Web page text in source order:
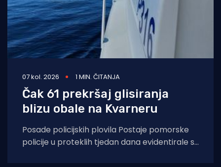
07 kol. 2026 1 MIN. ČITANJA
Čak 61 prekršaj glisiranja
blizu obale na Kvarneru
Posade policijskih plovila Postaje pomorske
policije u proteklih tjedan dana evidentirale su